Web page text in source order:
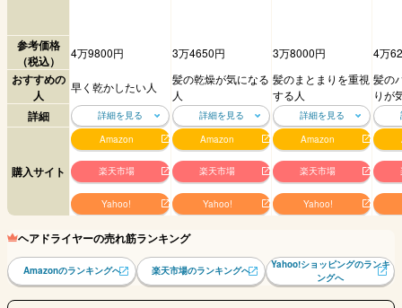
参考価格
（税込）
4万9800円 3万4650円 3万8000円 4万
おすすめの
人
早く乾かしたい人
髪の乾燥が気になる
人
髪のまとまりを重視
する人
髪の
りが
詳細 詳細を見る 詳細を見る 詳細を見る
購入サイト
Amazon
楽天市場
Yahoo!
Amazon
楽天市場
Yahoo!
Amazon
楽天市場
Yahoo!
ヘアドライヤーの売れ筋ランキング
Amazonのランキングへ 楽天市場のランキングへ
Yahoo!ショッピングのランキ
ングへ